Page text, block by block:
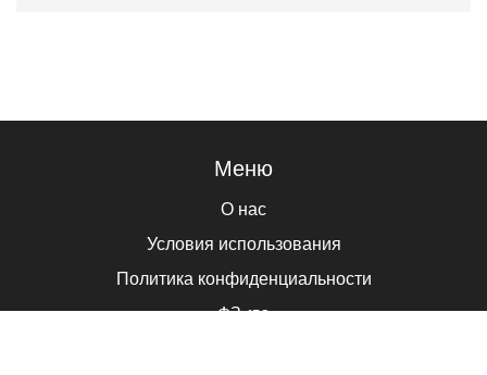
Меню
О нас
Условия использования
Политика конфиденциальности
ФЗ-152